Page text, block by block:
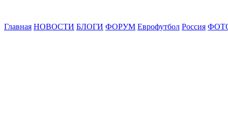
Главная НОВОСТИ БЛОГИ ФОРУМ Еврофутбол Россия